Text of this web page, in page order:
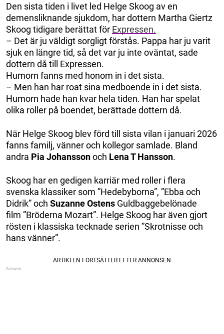
Den sista tiden i livet led Helge Skoog av en
demensliknande sjukdom, har dottern Martha Giertz
Skoog tidigare berättat för Expressen.
– Det är ju väldigt sorgligt förstås. Pappa har ju varit
sjuk en längre tid, så det var ju inte oväntat, sade
dottern då till Expressen.
Humorn fanns med honom in i det sista.
– Men han har roat sina medboende in i det sista.
Humorn hade han kvar hela tiden. Han har spelat
olika roller på boendet, berättade dottern då.
När Helge Skoog blev förd till sista vilan i januari 2026
fanns familj, vänner och kollegor samlade. Bland
andra Pia Johanssonoch Lena T Hansson.
Skoog har en gedigen karriär med roller i flera
svenska klassiker som ”Hedebyborna”, ”Ebba och
Didrik” och Suzanne Ostens Guldbaggebelönade
film ”Bröderna Mozart”. Helge Skoog har även gjort
rösten i klassiska tecknade serien ”Skrotnisse och
hans vänner”.